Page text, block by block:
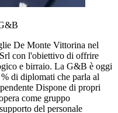
De Monte Vittorina nel
con l'obiettivo di offrire
e birraio. La G&B è oggi
di diplomati che parla al
Dispone di propri
come gruppo
del personale